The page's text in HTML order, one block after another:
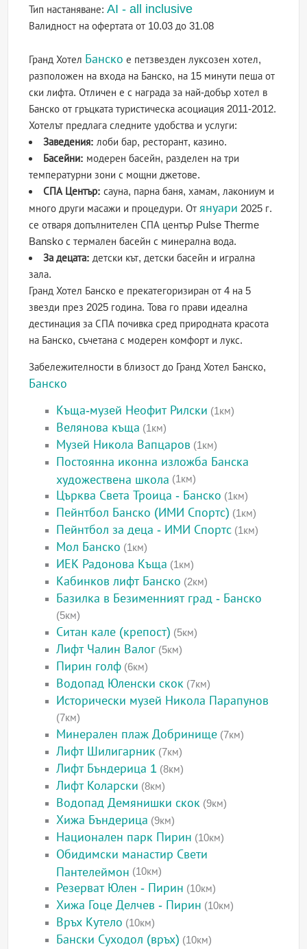
Тип настаняване:AI - all inclusive
Валидност на офертатаот 10.03 до 31.08
Гранд Хотел Банско е петзвезден луксозен хотел,
разположен на входа на Банско, на 15 минути пеша от
ски лифта. Отличен е с награда за най-добър хотел в
Банско от гръцката туристическа асоциация 2011-2012.
Хотелът предлага следните удобства и услуги:
Заведения: лоби бар, ресторант, казино.
Басейни: модерен басейн, разделен на три
температурни зони с мощни джетове.
СПА Център: сауна, парна баня, хамам, лакониум и
много други масажи и процедури. От януари 2025 г.
се отваря допълнителен СПА център Pulse Therme
Bansko с термален басейн с минерална вода.
За децата: детски кът, детски басейн и игрална
зала.
Гранд Хотел Банско е прекатегоризиран от 4 на 5
звезди през 2025 година. Това го прави идеална
дестинация за СПА почивка сред природната красота
на Банско, съчетана с модерен комфорт и лукс.
Забележителности в близост до Гранд Хотел Банско,
Банско
Къща-музей Неофит Рилски (1км)
Велянова къща (1км)
Музей Никола Вапцаров (1км)
Постоянна иконна изложба Банска
художествена школа (1км)
Църква Света Троица - Банско (1км)
Пейнтбол Банско (ИМИ Спортс) (1км)
Пейнтбол за деца - ИМИ Спортс (1км)
Мол Банско (1км)
ИЕК Радонова Къща (1км)
Кабинков лифт Банско (2км)
Базилка в Безименният град - Банско
(5км)
Ситан кале (крепост) (5км)
Лифт Чалин Валог (5км)
Пирин голф (6км)
Водопад Юленски скок (7км)
Исторически музей Никола Парапунов
(7км)
Минерален плаж Добринище (7км)
Лифт Шилигарник (7км)
Лифт Бъндерица 1 (8км)
Лифт Коларски (8км)
Водопад Демянишки скок (9км)
Хижа Бъндерица (9км)
Национален парк Пирин (10км)
Обидимски манастир Свети
Пантелеймон (10км)
Резерват Юлен - Пирин (10км)
Хижа Гоце Делчев - Пирин (10км)
Връх Кутело (10км)
Бански Суходол (връх) (10км)